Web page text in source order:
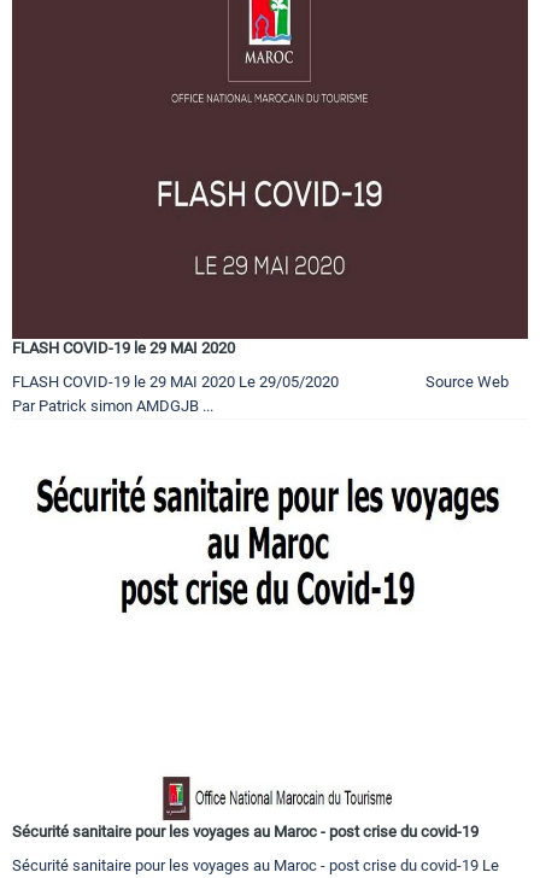
FLASH COVID-19 le 29 MAI 2020
FLASH COVID-19 le 29 MAI 2020 Le 29/05/2020 Source Web
Par Patrick simon AMDGJB ...
Sécurité sanitaire pour les voyages au Maroc - post crise du covid-19
Sécurité sanitaire pour les voyages au Maroc - post crise du covid-19 Le